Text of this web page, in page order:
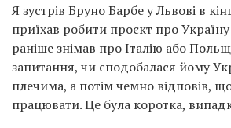
Я зустрів Бруно Барбе у Львові в
приїхав робити проєкт про
раніше знімав про Італію або
запитання, чи сподобалася йому
плечима, а потім чемно відповів,
працювати. Це була коротка,